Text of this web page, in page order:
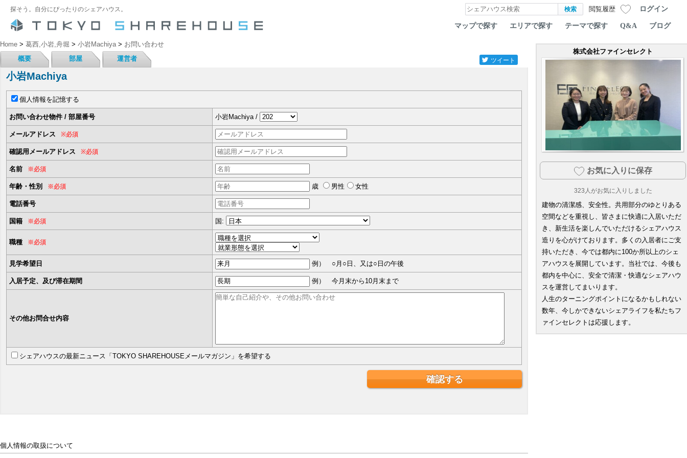
探そう。自分にぴったりのシェアハウス。 閲覧履歴 ログイン
マップで探す エリアで探す テーマで探す Q&A ブログ
Home > 葛西,小岩,舟堀 > 小岩Machiya> お問い合わせ
概要
部屋 運営者 ツイート
小岩Machiya
個人情報を記憶する
お問い合わせ物件 / 部屋番号 小岩Machiya /
メールアドレス ※必須
確認用メールアドレス ※必須
名前 ※必須
年齢・性別 ※必須 歳 男性 女性
電話番号
国籍 ※必須 国:
職種 ※必須
見学希望日 例） ○月○日、又は○日の午後
入居予定、及び滞在期間 例） 今月末から10月末まで
その他お問合せ内容
シェアハウスの最新ニュース「TOKYO SHAREHOUSEメールマガジン」を希望する
個人情報の取扱について
株式会社ファインセレクト
お気に入りに保存
323 人がお気に入りしました
建物の清潔感、安全性。共用部分のゆとりある
空間などを重視し、皆さまに快適に入居いただ
き、新生活を楽しんでいただけるシェアハウス
造りを心がけております。多くの入居者にご支
持いただき、今では都内に100か所以上のシェ
アハウスを展開しています。当社では、今後も
都内を中心に、安全で清潔・快適なシェアハウ
スを運営してまいります。
人生のターニングポイントになるかもしれない
数年、今しかできないシェアライフを私たちフ
ァインセレクトは応援します。